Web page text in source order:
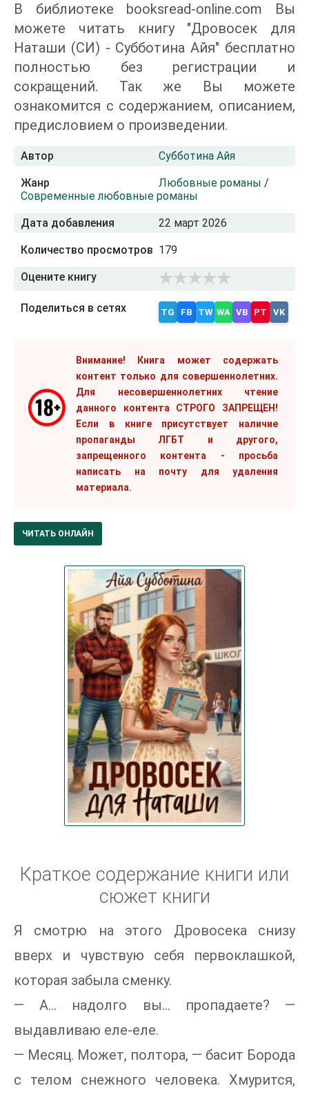
В библиотеке booksread-online.com Вы
можете читать книгу "Дровосек для
Наташи (СИ) - Субботина Айя" бесплатно
полностью без регистрации и
сокращений. Так же Вы можете
ознакомится с содержанием, описанием,
предисловием о произведении.
Автор Субботина Айя
Жанр Любовные романы /
Современные любовные романы
Дата добавления 22 март 2026
Количество просмотров 179
Оцените книгу
Поделиться в сетях TG FB TW WA VB PT VK
Внимание! Книга может содержать
контент только для совершеннолетних.
Для несовершеннолетних чтение
данного контента СТРОГО ЗАПРЕЩЕН!
Если в книге присутствует наличие
пропаганды ЛГБТ и другого,
запрещенного контента - просьба
написать на почту для удаления
материала.
ЧИТАТЬ ОНЛАЙН
Краткое содержание книги или
сюжет книги
Я смотрю на этого Дровосека снизу
вверх и чувствую себя первоклашкой,
которая забыла сменку.
— А… надолго вы... пропадаете? —
выдавливаю еле-еле.
— Месяц. Может, полтора, — басит Борода
с телом снежного человека. Хмурится,